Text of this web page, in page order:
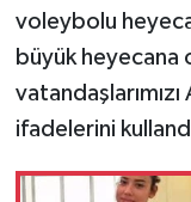
voleybolu
büyük
ifadelerini